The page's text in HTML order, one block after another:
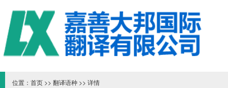
位置： 首页 >> 翻译语种 >> 详情